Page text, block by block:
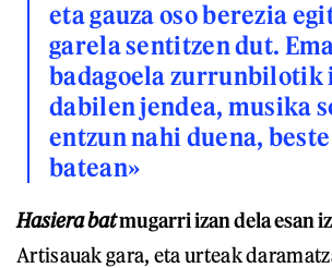
eta gauza oso berezia
garela sentitzen dut.
badagoela zurrunbilotik
dabilen jendea, musika
entzun nahi duena,
batean»
Hasiera batmugarri izan dela esan
Artisauak gara, eta urteak